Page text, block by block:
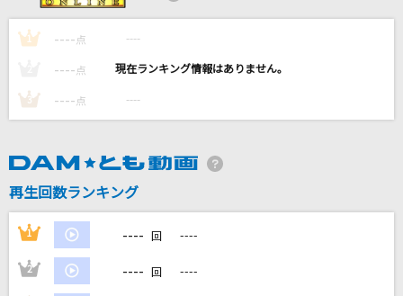
ララバイ
RADWIMPS
MY LITTLE LOVER
Aimer(エメ)
ラストノートしか知らない
＝LOVE
[プロオケ]いとしき日々よ
1 ---- 点 ----
---- 点 ----
3 ---- 点 ----
再生回数ランキング
1 ---- 回 ----
2 ---- 回 ----